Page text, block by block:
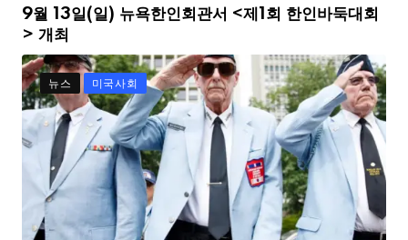
9월 13일(일) 뉴욕한인회관서 <제1회 한인바둑대회
> 개최
뉴스 미국사회